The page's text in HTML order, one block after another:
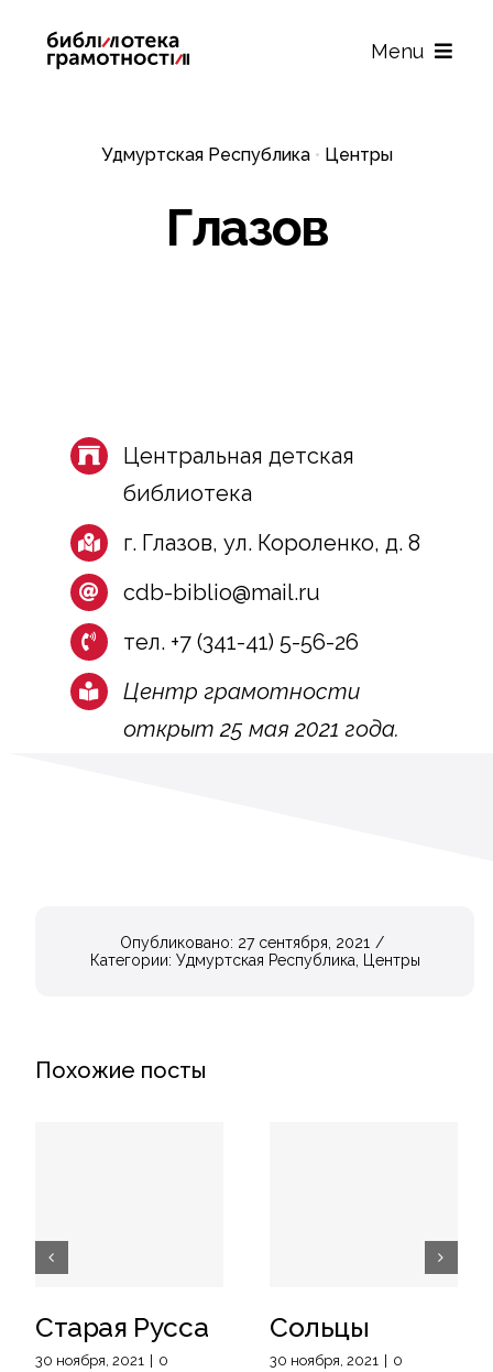
Menu
Удмуртская Республика• Центры
Глазов
Центральная детская
библиотека
г. Глазов, ул. Короленко, д. 8
cdb-biblio@mail.ru
тел. +7 (341-41) 5-56-26
Центр грамотности
открыт 25 мая 2021 года.
Опубликовано: 27 сентября, 2021 /
Категории: Удмуртская Республика, Центры
Похожие посты
Старая Русса
30 ноября, 2021
0
Сольцы
30 ноября, 2021
0